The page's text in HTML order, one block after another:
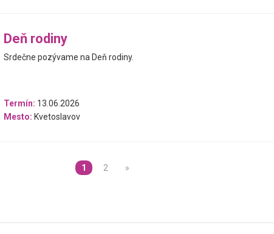
Deň rodiny
Srdečne pozývame na Deň rodiny.
Termín: 13.06.2026
Mesto: Kvetoslavov
1 2 »